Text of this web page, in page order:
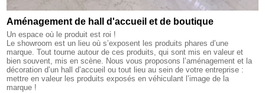
Aménagement de hall d'accueil et de boutique
Un espace où le produit est roi !
Le showroom est un lieu où s’exposent les produits phares d’une
marque. Tout tourne autour de ces produits, qui sont mis en valeur et
bien souvent, mis en scène. Nous vous proposons l’aménagement et la
décoration d’un hall d’accueil ou tout lieu au sein de votre entreprise :
mettre en valeur les produits exposés en véhiculant l’image de la
marque !